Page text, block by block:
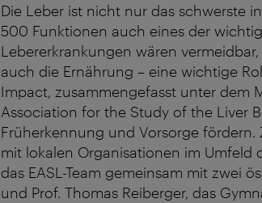
Die Leber ist nicht nur das schwerste
500 Funktionen auch eines der
Lebererkrankungen wären
auch die Ernährung – eine wichtige
Impact, zusammengefasst unter dem
Association for the Study of the Liver
Früherkennung und Vorsorge
mit lokalen Organisationen im Umfeld
das EASL-Team gemeinsam mit zwei
und Prof. Thomas Reiberger, das